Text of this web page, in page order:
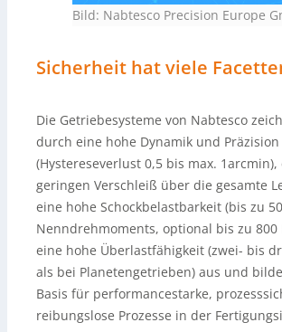
Bild: Nabtesco Precision Europe
Sicherheit hat viele
Die Getriebesysteme von Nabtesco
durch eine hohe Dynamik und Präzision
(Hystereseverlust 0,5 bis max. 1arcmin),
geringen Verschleiß über die gesamte
eine hohe Schockbelastbarkeit (bis zu
Nenndrehmoments, optional bis zu 800
eine hohe Überlastfähigkeit (zwei- bis
als bei Planetengetrieben) aus und
Basis für performancestarke,
reibungslose Prozesse in der